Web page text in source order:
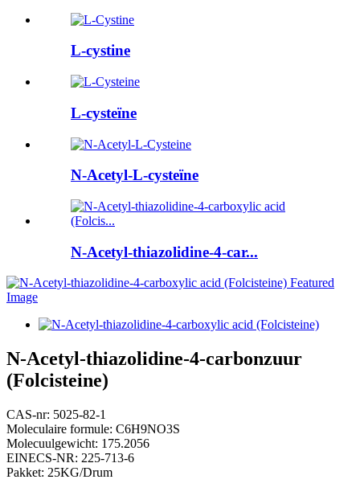
L-cystine
L-cysteïne
N-Acetyl-L-cysteïne
N-Acetyl-thiazolidine-4-car...
N-Acetyl-thiazolidine-4-carbonzuur
(Folcisteine)
CAS-nr: 5025-82-1
Moleculaire formule: C6H9NO3S
Molecuulgewicht: 175.2056
EINECS-NR: 225-713-6
Pakket: 25KG/Drum